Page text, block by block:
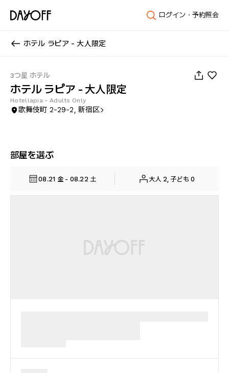
ログイン・予約照会
ホテル ラピア - 大人限定
3つ星 ホテル
ホテル ラピア - 大人限定
Hotellapia - Adults Only
歌舞伎町 2-29-2, 新宿区
部屋を選ぶ
08.21 金 - 08.22 土 大人 2, 子ども 0